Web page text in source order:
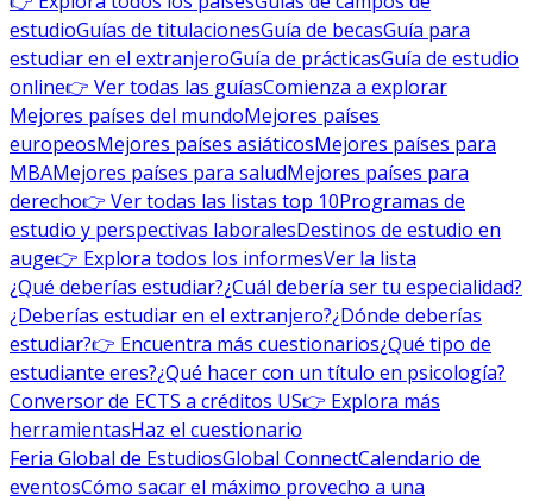
estudioGuías de titulacionesGuía de becasGuía para
estudiar en el extranjeroGuía de prácticasGuía de estudio
online👉 Ver todas las guíasComienza a explorar
Mejores países del mundoMejores países
europeosMejores países asiáticosMejores países para
MBAMejores países para saludMejores países para
derecho👉 Ver todas las listas top 10Programas de
estudio y perspectivas laboralesDestinos de estudio en
auge👉 Explora todos los informesVer la lista
¿Qué deberías estudiar?¿Cuál debería ser tu especialidad?
¿Deberías estudiar en el extranjero?¿Dónde deberías
estudiar?👉 Encuentra más cuestionarios¿Qué tipo de
estudiante eres?¿Qué hacer con un título en psicología?
Conversor de ECTS a créditos US👉 Explora más
herramientasHaz el cuestionario
Feria Global de EstudiosGlobal ConnectCalendario de
eventosCómo sacar el máximo provecho a una